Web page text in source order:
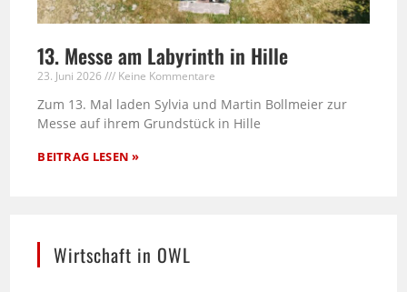
13. Messe am Labyrinth in Hille
23. Juni 2026 Keine Kommentare
Zum 13. Mal laden Sylvia und Martin Bollmeier zur
Messe auf ihrem Grundstück in Hille
BEITRAG LESEN »
Wirtschaft in OWL